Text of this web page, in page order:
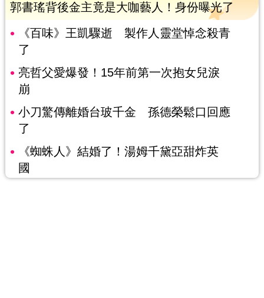
郭書瑤背後金主竟是大咖藝人！身份曝光了
《百味》王凱驟逝 製作人靈堂悼念殺青
了
亮哲父愛爆發！15年前第一次抱女兒淚
崩
小刀驚傳離婚台玻千金 孫德榮鬆口回應
了
《蜘蛛人》結婚了！湯姆千黛亞甜炸英
國